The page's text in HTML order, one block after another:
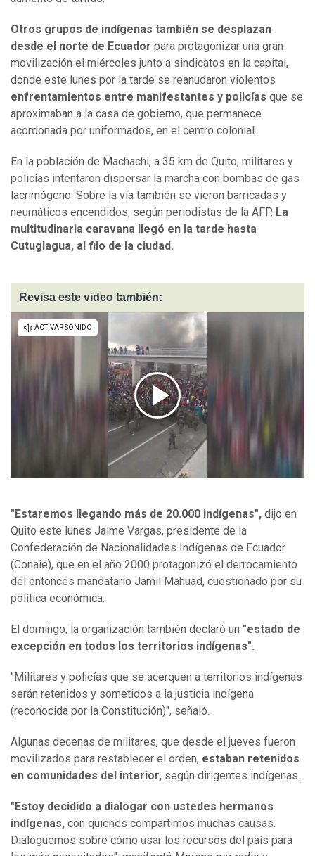
Otros grupos de indígenas también se desplazan
desde el norte de Ecuador para protagonizar una gran
movilización el miércoles junto a sindicatos en la capital,
donde este lunes por la tarde se reanudaron violentos
enfrentamientos entre manifestantes y policías que se
aproximaban a la casa de gobierno, que permanece
acordonada por uniformados, en el centro colonial.
En la población de Machachi, a 35 km de Quito, militares y
policías intentaron dispersar la marcha con bombas de gas
lacrimógeno. Sobre la vía también se vieron barricadas y
neumáticos encendidos, según periodistas de la AFP. La
multitudinaria caravana llegó en la tarde hasta
Cutuglagua, al filo de la ciudad.
Revisa este video también:
"Estaremos llegando más de 20.000 indígenas", dijo en
Quito este lunes Jaime Vargas, presidente de la
Confederación de Nacionalidades Indígenas de Ecuador
(Conaie), que en el año 2000 protagonizó el derrocamiento
del entonces mandatario Jamil Mahuad, cuestionado por su
política económica.
El domingo, la organización también declaró un "estado de
excepción en todos los territorios indígenas".
"Militares y policías que se acerquen a territorios indígenas
serán retenidos y sometidos a la justicia indígena
(reconocida por la Constitución)", señaló.
Algunas decenas de militares, que desde el jueves fueron
movilizados para restablecer el orden, estaban retenidos
en comunidades del interior, según dirigentes indígenas.
"Estoy decidido a dialogar con ustedes hermanos
indígenas, con quienes compartimos muchas causas.
Dialoguemos sobre cómo usar los recursos del país para